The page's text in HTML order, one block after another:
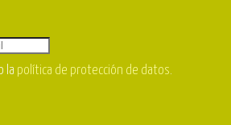
la política de protección de datos.